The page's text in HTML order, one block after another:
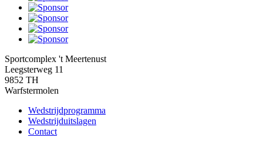
Sportcomplex 't Meertenust
Leegsterweg 11
9852 TH
Warfstermolen
Wedstrijdprogramma
Wedstrijduitslagen
Contact